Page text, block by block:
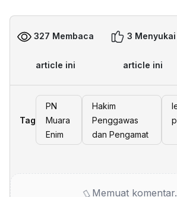
327 Membaca
article ini
3 Menyukai
article ini
Tag
PN
Muara
Enim
Hakim
Penggawas
dan Pengamat
Memuat